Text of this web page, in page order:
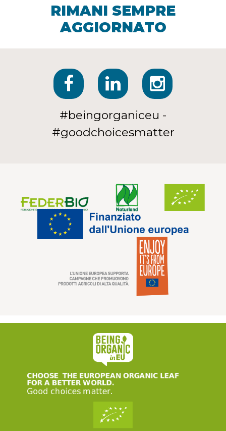
RIMANI SEMPRE
AGGIORNATO
#beingorganiceu -
#goodchoicesmatter